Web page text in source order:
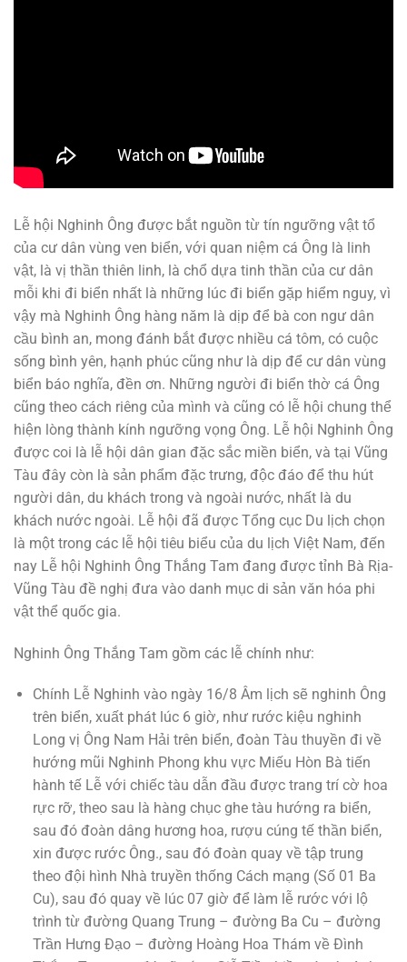
Lễ hội Nghinh Ông được bắt nguồn từ tín ngưỡng vật tổ
của cư dân vùng ven biển, với quan niệm cá Ông là linh
vật, là vị thần thiên linh, là chổ dựa tinh thần của cư dân
mỗi khi đi biển nhất là những lúc đi biển gặp hiểm nguy, vì
vậy mà Nghinh Ông hàng năm là dịp để bà con ngư dân
cầu bình an, mong đánh bắt được nhiều cá tôm, có cuộc
sống bình yên, hạnh phúc cũng như là dịp để cư dân vùng
biển báo nghĩa, đền ơn. Những người đi biển thờ cá Ông
cũng theo cách riêng của mình và cũng có lễ hội chung thể
hiện lòng thành kính ngưỡng vọng Ông. Lễ hội Nghinh Ông
được coi là lễ hội dân gian đặc sắc miền biển, và tại Vũng
Tàu đây còn là sản phẩm đặc trưng, độc đáo để thu hút
người dân, du khách trong và ngoài nước, nhất là du
khách nước ngoài. Lễ hội đã được Tổng cục Du lịch chọn
là một trong các lễ hội tiêu biểu của du lịch Việt Nam, đến
nay Lễ hội Nghinh Ông Thắng Tam đang được tỉnh Bà Rịa-
Vũng Tàu đề nghị đưa vào danh mục di sản văn hóa phi
vật thể quốc gia.
Nghinh Ông Thắng Tam gồm các lễ chính như:
Chính Lễ Nghinh vào ngày 16/8 Âm lịch sẽ nghinh Ông
trên biển, xuất phát lúc 6 giờ, như rước kiệu nghinh
Long vị Ông Nam Hải trên biển, đoàn Tàu thuyền đi về
hướng mũi Nghinh Phong khu vực Miếu Hòn Bà tiến
hành tế Lễ với chiếc tàu dẫn đầu được trang trí cờ hoa
rực rỡ, theo sau là hàng chục ghe tàu hướng ra biển,
sau đó đoàn dâng hương hoa, rượu cúng tế thần biển,
xin được rước Ông., sau đó đoàn quay về tập trung
theo đội hình Nhà truyền thống Cách mạng (Số 01 Ba
Cu), sau đó quay về lúc 07 giờ để làm lễ rước với lộ
trình từ đường Quang Trung – đường Ba Cu – đường
Trần Hưng Đạo – đường Hoàng Hoa Thám về Đình